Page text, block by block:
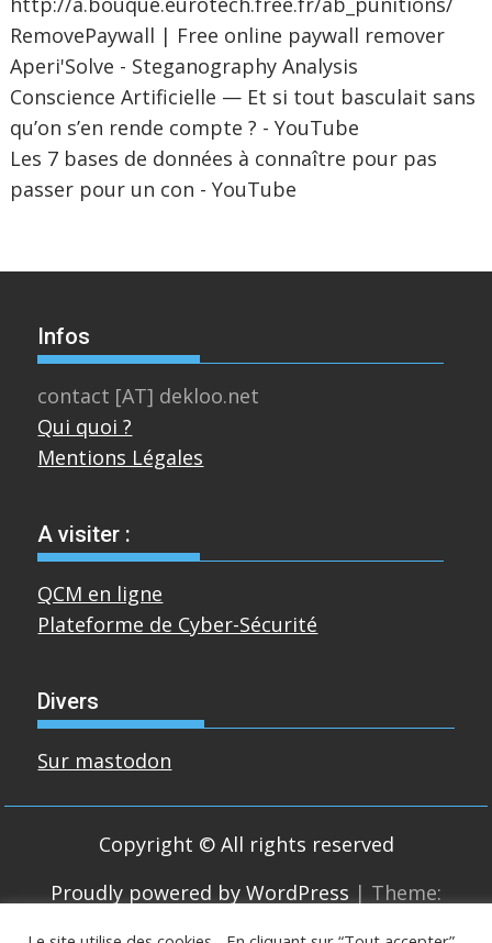
RemovePaywall | Free online paywall remover
Aperi'Solve - Steganography Analysis
Conscience Artificielle — Et si tout basculait sans
qu’on s’en rende compte ? - YouTube
Les 7 bases de données à connaître pour pas
passer pour un con - YouTube
Infos
contact [AT] dekloo.net
Qui quoi ?
Mentions Légales
A visiter :
QCM en ligne
Plateforme de Cyber-Sécurité
Divers
Sur mastodon
Copyright © All rights reserved
Proudly powered by WordPress | Theme: